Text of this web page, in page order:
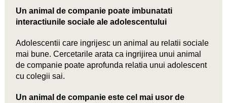
Un animal de companie poate imbunatati
interactiunile sociale ale adolescentului
Adolescentii care ingrijesc un animal au relatii sociale
mai bune. Cercetarile arata ca ingrijirea unui animal
de companie poate aprofunda relatia unui adolescent
cu colegii sai.
Un animal de companie este cel mai usor de